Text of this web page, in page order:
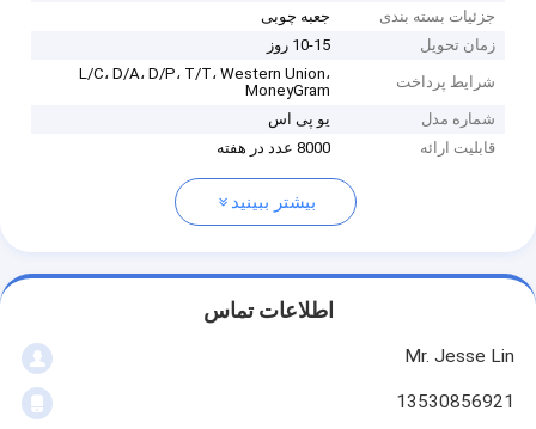
جزئیات بسته بندی
جعبه چوبی
زمان تحویل
10-15 روز
شرایط پرداخت
L/C، D/A، D/P، T/T، Western Union،
MoneyGram
شماره مدل
یو پی اس
قابلیت ارائه
8000 عدد در هفته
بیشتر ببینید
اطلاعات تماس
Mr. Jesse Lin
13530856921